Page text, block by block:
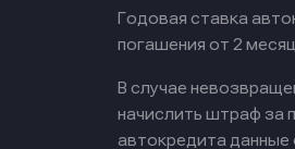
Годовая ставка
погашения от 2
В случае
начислить штраф за
автокредита данные